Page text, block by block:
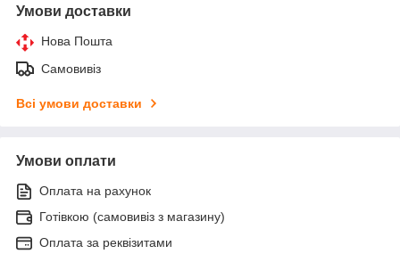
Умови доставки
Нова Пошта
Самовивіз
Всі умови доставки
Умови оплати
Оплата на рахунок
Готівкою (самовивіз з магазину)
Оплата за реквізитами